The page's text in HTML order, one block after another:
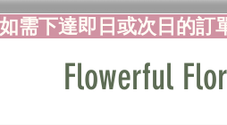
如需下達即日或次日的訂
Flowerful